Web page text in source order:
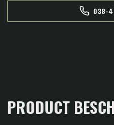
038-
PRODUCT